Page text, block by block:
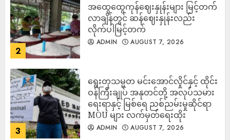
2
အထွေထွေကုန်ဈေးနှုန်းများ မြင့်တက်
လာချိန်တွင် ဆန်ဈေးနှုန်းလည်း
လိုက်ပါမြင့်တက်
ADMIN AUGUST 7, 2026
3
ရွေးတုသမ္မတ မင်းအောင်လှိုင်နှင့် ထိုင်း
ဝန်ကြီးချုပ် အနုတင်တို့ အလုပ်သမား
ရေးရာနှင့် မြစ်ရေ ညစ်ညမ်းမှုဆိုင်ရာ
MOU များ လက်မှတ်ရေးထိုး
ADMIN AUGUST 7, 2026